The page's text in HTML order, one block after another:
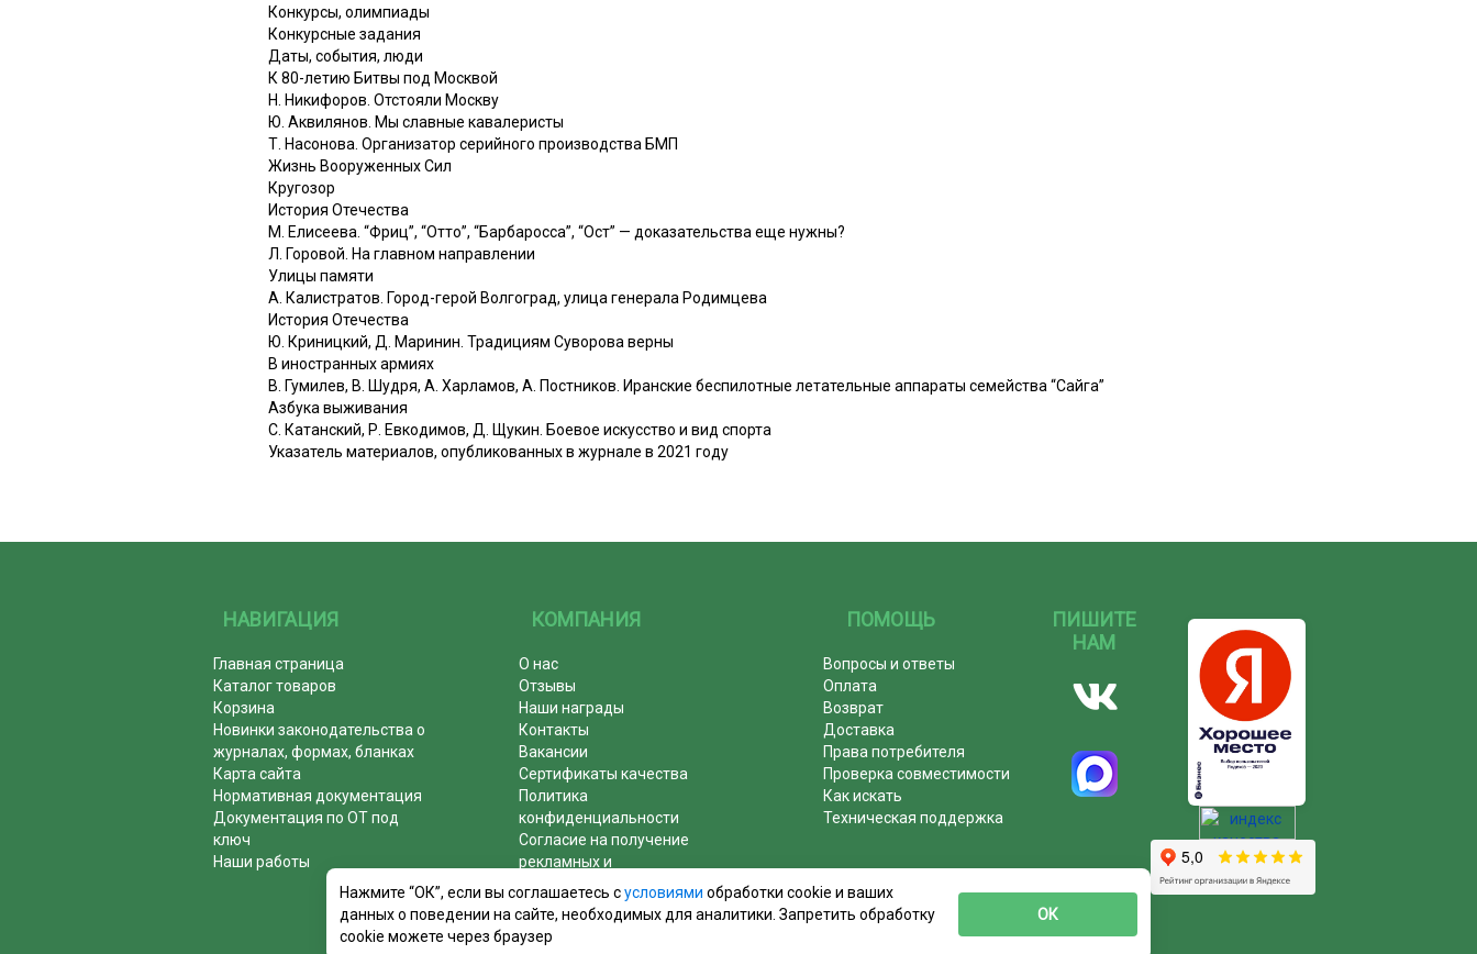
Конкурсы, олимпиады
Конкурсные задания
Даты, события, люди
К 80-летию Битвы под Москвой
Н. Никифоров. Отстояли Москву
Ю. Аквилянов. Мы славные кавалеристы
Т. Насонова. Организатор серийного производства БМП
Жизнь Вооруженных Сил
Кругозор
История Отечества
М. Елисеева. “Фриц”, “Отто”, “Барбаросса”, “Ост” — доказательства еще нужны?
Л. Горовой. На главном направлении
Улицы памяти
А. Калистратов. Город-герой Волгоград, улица генерала Родимцева
История Отечества
Ю. Криницкий, Д. Маринин. Традициям Суворова верны
В иностранных армиях
В. Гумилев, В. Шудря, А. Харламов, А. Постников. Иранские беспилотные летательные аппараты семейства “Сайга”
Азбука выживания
С. Катанский, Р. Евкодимов, Д. Щукин. Боевое искусство и вид спорта
Указатель материалов, опубликованных в журнале в 2021 году
НАВИГАЦИЯ
Главная страница
Каталог товаров
Корзина
Новинки законодательства о
журналах, формах, бланках
Карта сайта
Нормативная документация
Документация по ОТ под
ключ
Наши работы
КОМПАНИЯ
О нас
Отзывы
Наши награды
Контакты
Вакансии
Сертификаты качества
Политика
конфиденциальности
Согласие на получение
рекламных и
информационных рассылок
Почему журналы покупают у
ПОМОЩЬ
Вопросы и ответы
Оплата
Возврат
Доставка
Права потребителя
Проверка совместимости
Как искать
Техническая поддержка
ПИШИТЕ
НАМ
Нажмите “ОК”, если вы соглашаетесь сусловиями обработки cookie и ваших
данных о поведении на сайте, необходимых для аналитики. Запретить обработку
cookie можете через браузер
ОК